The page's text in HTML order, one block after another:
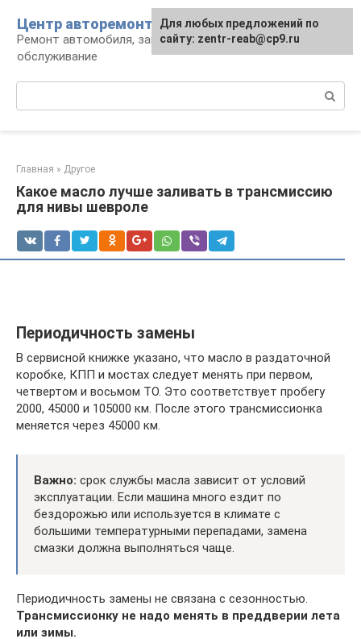
контенту
Центр авторемонта
Ремонт автомобиля, запчасти и
обслуживание
Главная » Другое
Какое масло лучше заливать в трансмиссию
для нивы шевроле
Периодичность замены
В сервисной книжке указано, что масло в раздаточной
коробке, КПП и мостах следует менять при первом,
четвертом и восьмом ТО. Это соответствует пробегу
2000, 45000 и 105000 км. После этого трансмиссионка
меняется через 45000 км.
Важно: срок службы масла зависит от условий
эксплуатации. Если машина много ездит по
бездорожью или используется в климате с
большими температурными перепадами, замена
смазки должна выполняться чаще.
Периодичность замены не связана с сезонностью.
Трансмиссионку не надо менять в преддверии лета
или зимы.
Для любых предложений по
сайту: zentr-reab@cp9.ru